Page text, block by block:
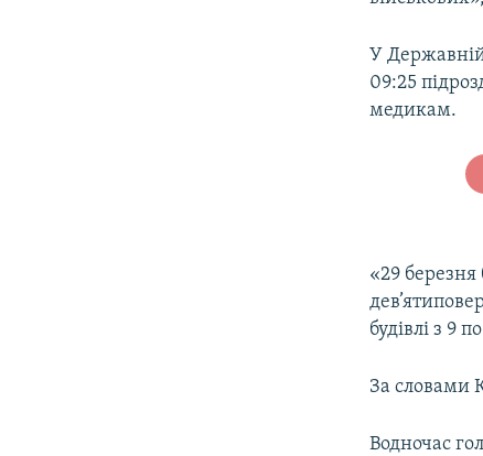
У
09:25
медикам.
«29 березня
будівлі з 9
За словами
Водночас